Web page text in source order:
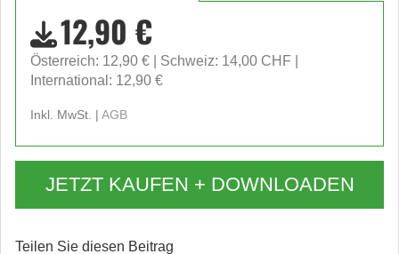
12,90 €
Österreich: 12,90 €
Schweiz: 14,00 CHF
International: 12,90 €
Inkl. MwSt. | AGB
JETZT KAUFEN + DOWNLOADEN
Teilen Sie diesen Beitrag